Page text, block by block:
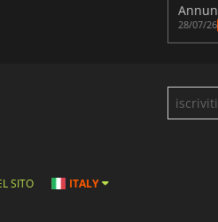
28/07/26
SITO ITALY